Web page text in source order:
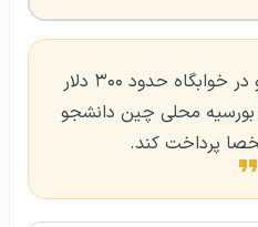
هزینه اقامت یک دانشجو در خوابگاه حدود ۳۰۰ دلار
محلی چین دانشجو
پرداخت کند.